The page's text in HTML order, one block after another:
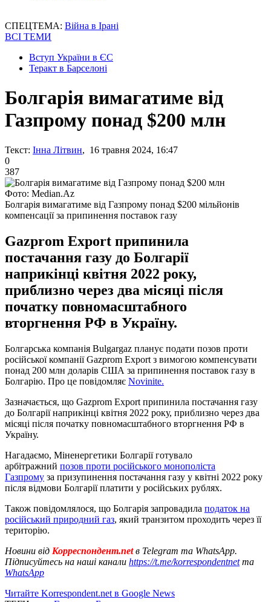
СПЕЦТЕМА: Війна в Ірані
ВСІ ТЕМИ
Вступ України в ЄС
Теракт в Барселоні
Болгарія вимагатиме від
Газпрому понад $200 млн
Текст: Інна Літвин, 16 травня 2024, 16:47
0
387
Фото: Median.Az
Болгарія вимагатиме від Газпрому понад $200 мільйонів
компенсації за припинення поставок газу
Gazprom Export припинила
постачання газу до Болгарії
наприкінці квітня 2022 року,
приблизно через два місяці після
початку повномасштабного
вторгнення РФ в Україну.
Болгарська компанія Bulgargaz планує подати позов проти
російської компанії Gazprom Export з вимогою компенсувати
понад 200 млн доларів США за припинення поставок газу в
Болгарію. Про це повідомляє Novinite.
Зазначається, що Gazprom Export припинила постачання газу
до Болгарії наприкінці квітня 2022 року, приблизно через два
місяці після початку повномасштабного вторгнення РФ в
Україну.
Нагадаємо, Міненергетики Болгарії готувало
арбітражний позов проти російського монополіста
Газпрому за призупинення постачання газу у квітні 2022 року
після відмови Болгарії платити у російських рублях.
Також повідомлялося, що Болгарія запровадила податок на
російський природний газ, який транзитом проходить через її
територію.
Новини від Корреспондент.netв Telegram та WhatsApp.
Підписуйтесь на наші канали https://t.me/korrespondentnetта
WhatsApp
Читайте Korrespondent.net в Google News